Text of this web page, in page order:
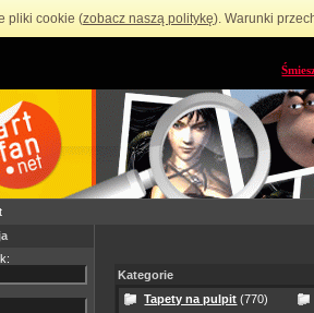
pliki cookie (zobacz naszą politykę). Warunki
Kategorie
Tapety na pulpit (770)